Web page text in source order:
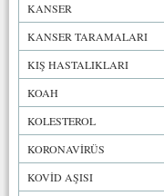
KANSER
KANSER TARAMALARI
KIŞ HASTALIKLARI
KOAH
KOLESTEROL
KORONAVİRÜS
KOVİD AŞISI